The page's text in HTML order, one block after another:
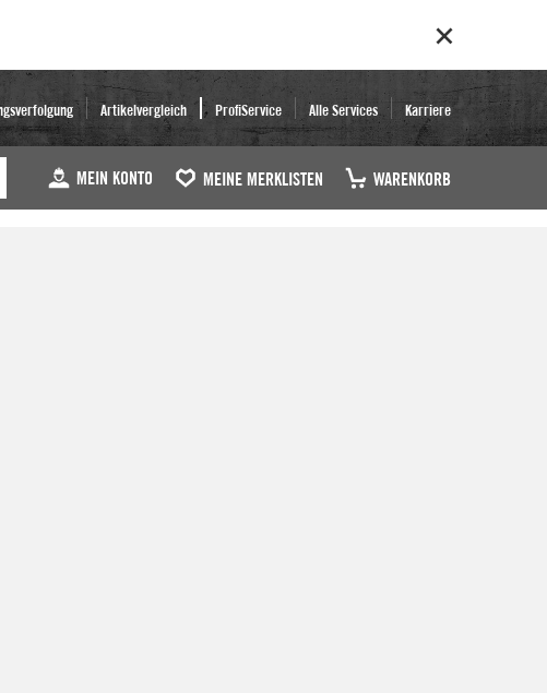
Artikelvergleich ProfiService Alle Services Karriere
MEIN KONTO MEINE MERKLISTEN WARENKORB